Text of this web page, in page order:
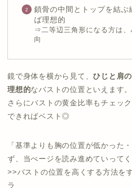
鎖骨の中間とトップを結ぶ
ば理想的
⇒二等辺三角形になる方は、
向
鏡で身体を横から見て、ひじと肩
理想的なバストの位置といえます。
さらにバストの黄金比率もチェッ
できればベスト◎
「基準よりも胸の位置が低かった
ず、当ぺージを読み進めていってく
>>バストの位置を高くする方法を
ラ